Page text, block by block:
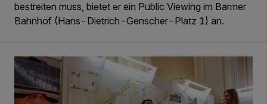
bestreiten muss, bietet er ein Public Viewing im Barmer
Bahnhof (Hans-Dietrich-Genscher-Platz 1) an.
BUGA-Bürgerbeteiligung für Vohwinkel und Nützenberg